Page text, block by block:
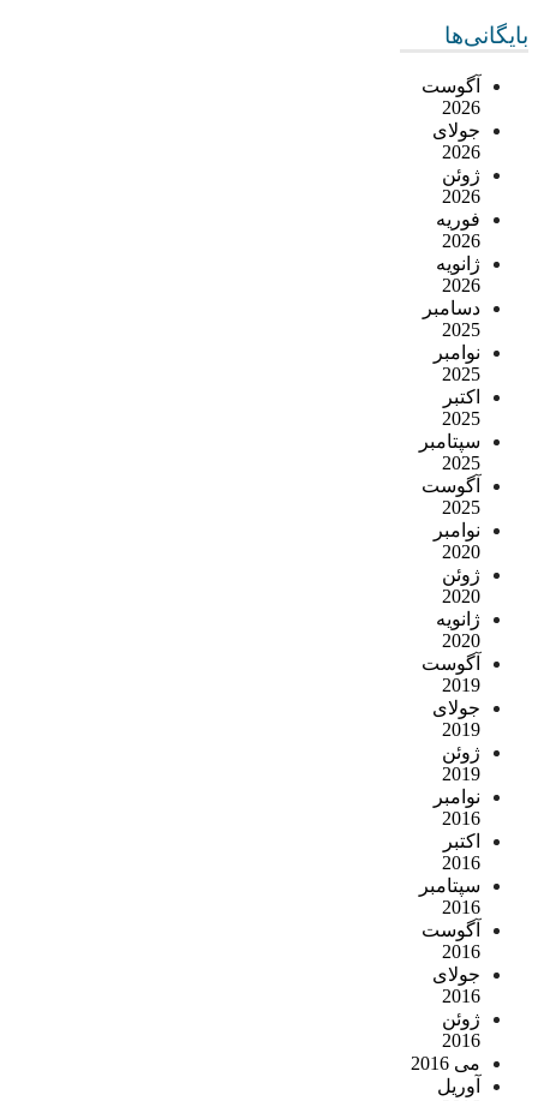
بایگانی‌ها
آگوست
2026
جولای
2026
ژوئن
2026
فوریه
2026
ژانویه
2026
دسامبر
2025
نوامبر
2025
اکتبر
2025
سپتامبر
2025
آگوست
2025
نوامبر
2020
ژوئن
2020
ژانویه
2020
آگوست
2019
جولای
2019
ژوئن
2019
نوامبر
2016
اکتبر
2016
سپتامبر
2016
آگوست
2016
جولای
2016
ژوئن
2016
می 2016
آوریل